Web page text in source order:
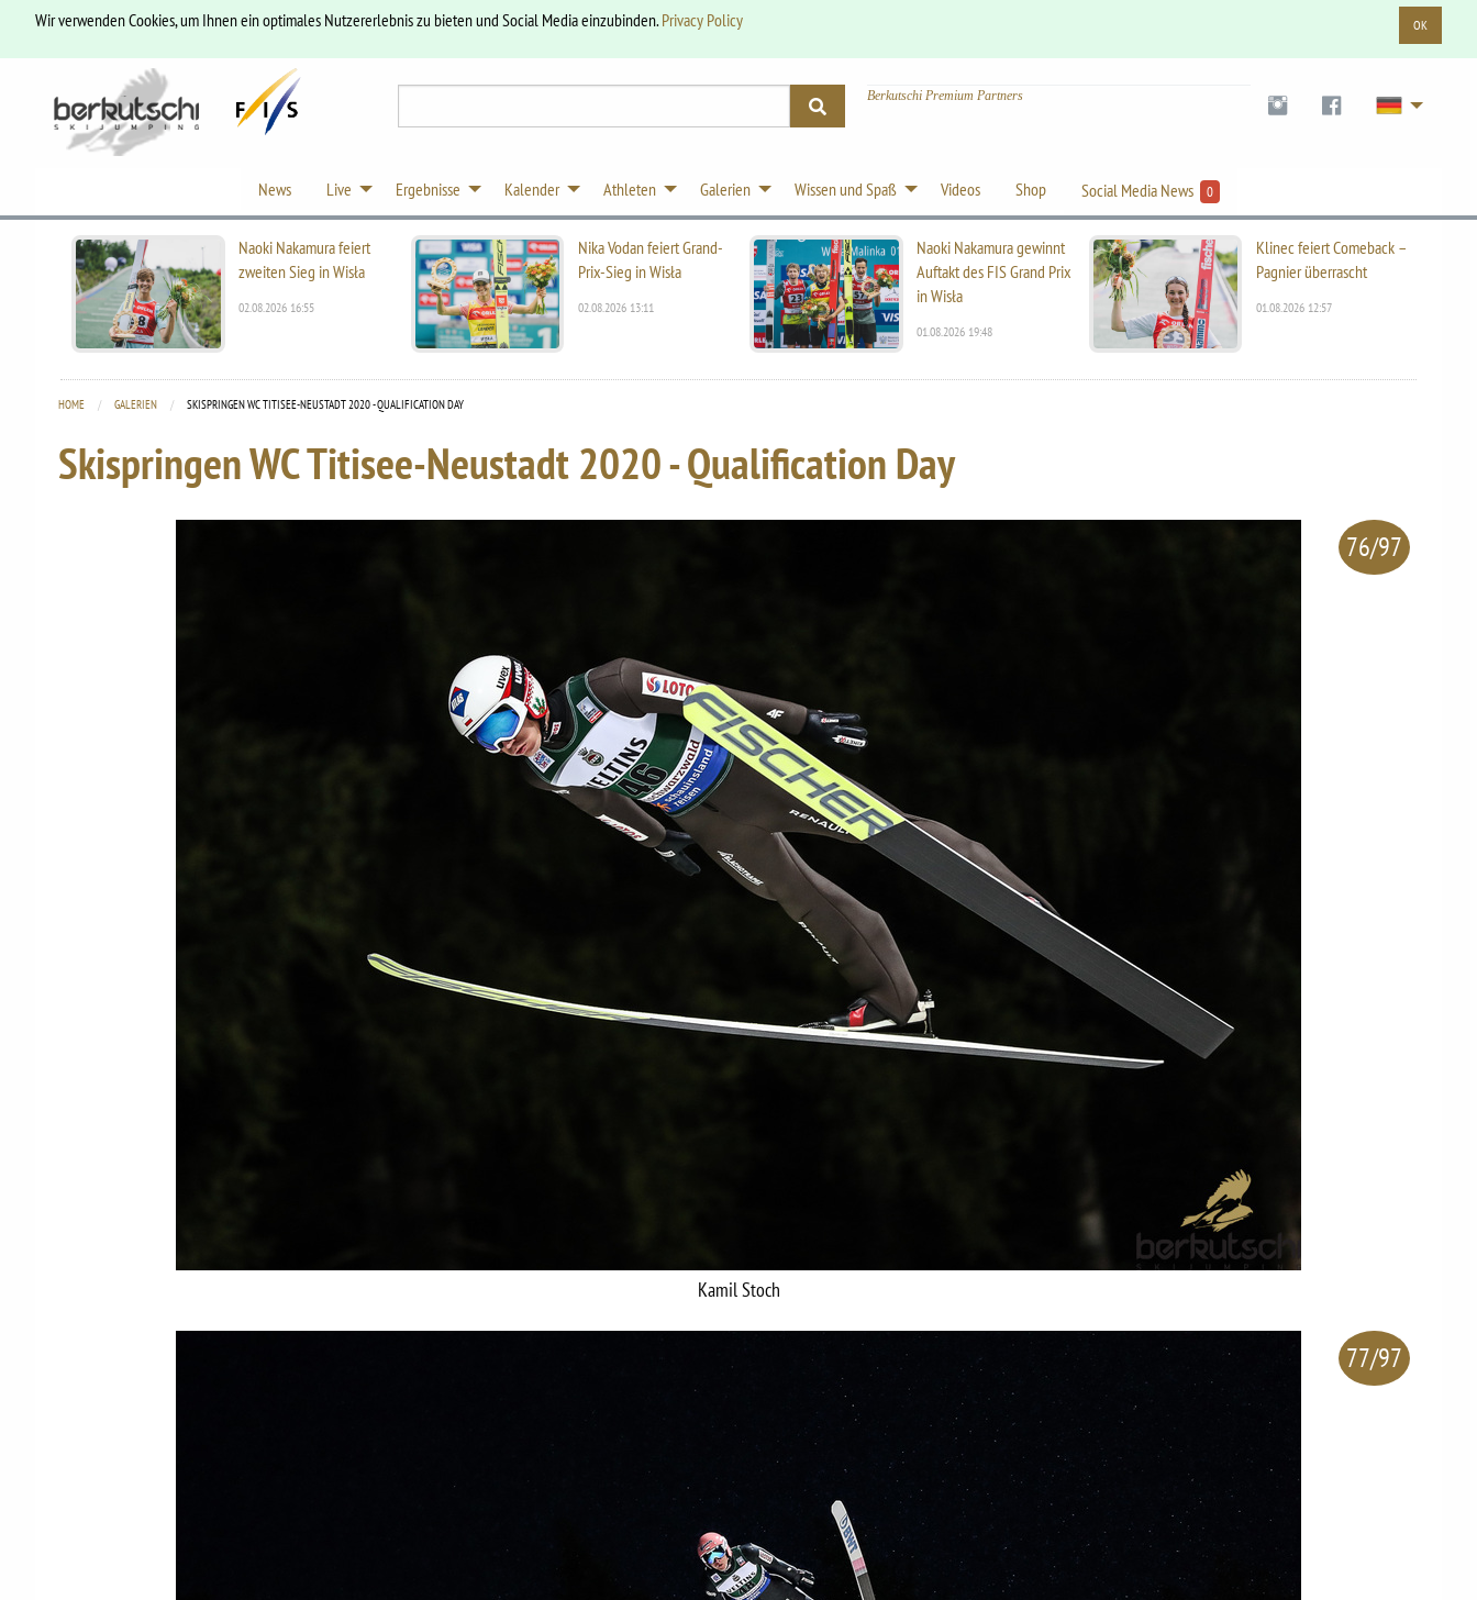
Wir verwenden Cookies, um Ihnen ein optimales Nutzererlebnis zu bieten und Social Media einzubinden.Privacy Policy OK
Berkutschi Premium Partners
News Live Ergebnisse Kalender Athleten Galerien Wissen und Spaß Videos Shop Social Media News 0
Naoki Nakamura feiert
zweiten Sieg in Wisła
02.08.2026 16:55
Nika Vodan feiert Grand-
Prix-Sieg in Wisła
02.08.2026 13:11
Naoki Nakamura gewinnt
Auftakt des FIS Grand Prix
in Wisła
01.08.2026 19:48
Klinec feiert Comeback –
Pagnier überrascht
01.08.2026 12:57
HOME GALERIEN CURRENT:
SKISPRINGEN WC TITISEE-NEUSTADT 2020 - QUALIFICATION DAY
Skispringen WC Titisee-Neustadt 2020 - Qualification Day
76/97
Kamil Stoch
77/97